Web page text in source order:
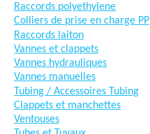
Raccords polyethylene
Colliers de prise en charge PP
Raccords laiton
Vannes et clappets
Vannes hydrauliques
Vannes manuelles
Tubing / Accessoires Tubing
Clappets et manchettes
Ventouses